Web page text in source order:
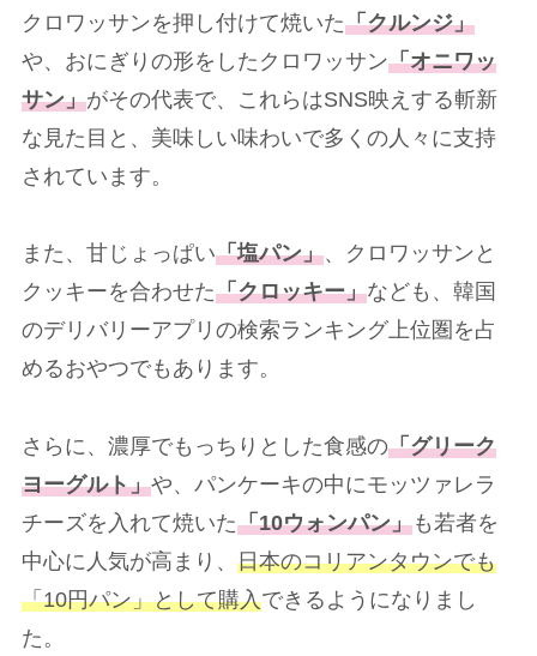
クロワッサンを押し付けて焼いた「クルンジ」
や、おにぎりの形をしたクロワッサン「オニワッ
サン」がその代表で、これらはSNS映えする斬新
な見た目と、美味しい味わいで多くの人々に支持
されています。
また、甘じょっぱい「塩パン」、クロワッサンと
クッキーを合わせた「クロッキー」なども、韓国
のデリバリーアプリの検索ランキング上位圏を占
めるおやつでもあります。
さらに、濃厚でもっちりとした食感の「グリーク
ヨーグルト」や、パンケーキの中にモッツァレラ
チーズを入れて焼いた「10ウォンパン」も若者を
中心に人気が高まり、 日本のコリアンタウンでも
「10円パン」として購入できるようになりまし
た。